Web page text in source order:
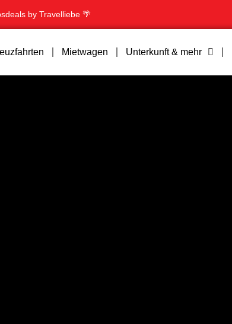
by Travelliebe 🌴
Mietwagen Unterkunft & mehr